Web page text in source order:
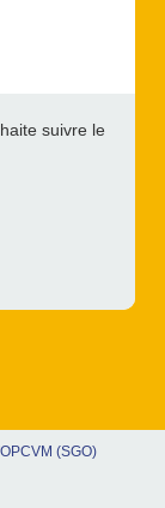
suivre le
(SGO)